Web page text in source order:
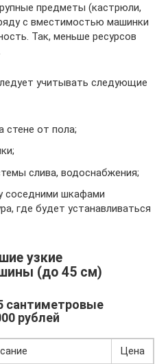
предметы (кастрюли,
с вместимостью машинки
Так, меньше ресурсов
учитывать следующие
стене от пола;
слива, водоснабжения;
соседними шкафами
где будет устанавливаться
узкие
(до 45 см)
сантиметровые
рублей
Цена